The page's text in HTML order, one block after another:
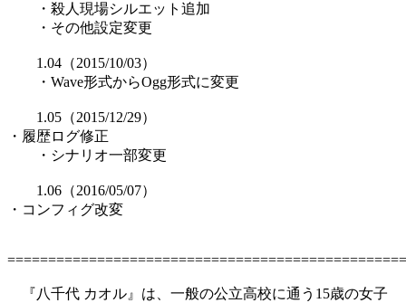
・殺人現場シルエット追加
・その他設定変更
1.04（2015/10/03）
・Wave形式からOgg形式に変更
1.05（2015/12/29）
・履歴ログ修正
・シナリオ一部変更
1.06（2016/05/07）
・コンフィグ改変
『八千代 カオル』は、一般の公立高校に通う15歳の女子